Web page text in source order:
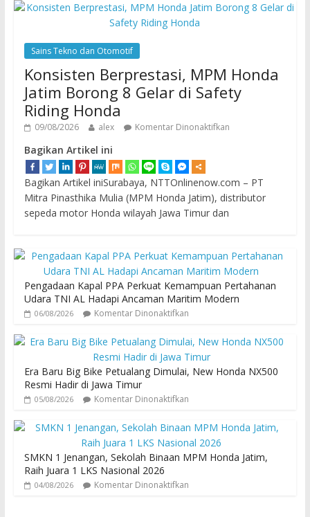
Sains Tekno dan Otomotif
Konsisten Berprestasi, MPM Honda
Jatim Borong 8 Gelar di Safety
Riding Honda
09/08/2026 alex Komentar Dinonaktifkan
Bagikan Artikel ini
Bagikan Artikel iniSurabaya, NTTOnlinenow.com – PT
Mitra Pinasthika Mulia (MPM Honda Jatim), distributor
sepeda motor Honda wilayah Jawa Timur dan
Pengadaan Kapal PPA Perkuat Kemampuan Pertahanan
Udara TNI AL Hadapi Ancaman Maritim Modern
06/08/2026 Komentar Dinonaktifkan
Era Baru Big Bike Petualang Dimulai, New Honda NX500
Resmi Hadir di Jawa Timur
05/08/2026 Komentar Dinonaktifkan
SMKN 1 Jenangan, Sekolah Binaan MPM Honda Jatim,
Raih Juara 1 LKS Nasional 2026
04/08/2026 Komentar Dinonaktifkan